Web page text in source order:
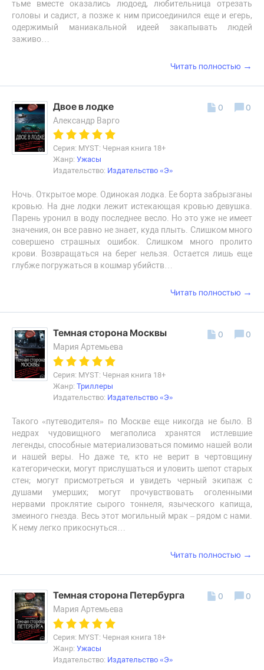
тьме вместе оказались людоед, любительница отрезать
головы и садист, а позже к ним присоединился еще и егерь,
одержимый маниакальной идеей закапывать людей
заживо…
Читать полностью →
Двое в лодке
Александр Варго
Серия: MYST: Черная книга 18+
Жанр: Ужасы
Издательство: Издательство «Э»
Ночь. Открытое море. Одинокая лодка. Ее борта забрызганы
кровью. На дне лодки лежит истекающая кровью девушка.
Парень уронил в воду последнее весло. Но это уже не имеет
значения, он все равно не знает, куда плыть. Слишком много
совершено страшных ошибок. Слишком много пролито
крови. Возвращаться на берег нельзя. Остается лишь еще
глубже погружаться в кошмар убийств…
0 0
Читать полностью →
Темная сторона Москвы
Мария Артемьева
Серия: MYST: Черная книга 18+
Жанр: Триллеры
Издательство: Издательство «Э»
Такого «путеводителя» по Москве еще никогда не было. В
недрах чудовищного мегаполиса хранятся истлевшие
легенды, способные материализоваться помимо нашей воли
и нашей веры. Но даже те, кто не верит в чертовщину
категорически, могут прислушаться и уловить шепот старых
стен; могут присмотреться и увидеть черный экипаж с
душами умерших; могут прочувствовать оголенными
нервами проклятие сырого тоннеля, языческого капища,
змеиного гнезда. Весь этот могильный мрак – рядом с нами.
К нему легко прикоснуться…
0 0
Читать полностью →
Темная сторона Петербурга
Мария Артемьева
Серия: MYST: Черная книга 18+
Жанр: Ужасы
Издательство: Издательство «Э»
0 0